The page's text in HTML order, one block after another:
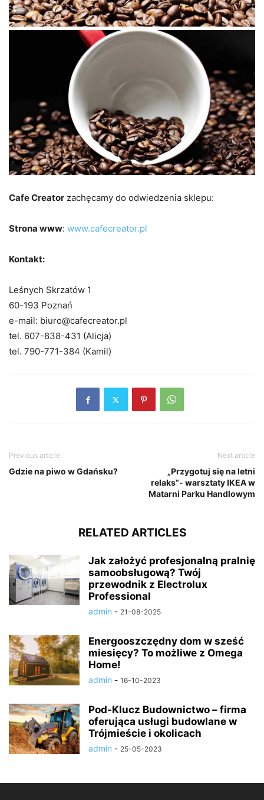
Cafe Creator zachęcamy do odwiedzenia sklepu:
Strona www: www.cafecreator.pl
Kontakt:
Leśnych Skrzatów 1
60-193 Poznań
e-mail: biuro@cafecreator.pl
tel. 607-838-431 (Alicja)
tel. 790-771-384 (Kamil)
Previous article
Gdzie na piwo w Gdańsku?
Next article
„Przygotuj się na letni
relaks”- warsztaty IKEA w
Matarni Parku Handlowym
RELATED ARTICLES
Jak założyć profesjonalną pralnię
samoobsługową? Twój
przewodnik z Electrolux
Professional
admin - 21-08-2025
Energooszczędny dom w sześć
miesięcy? To możliwe z Omega
Home!
admin - 16-10-2023
Pod-Klucz Budownictwo – firma
oferująca usługi budowlane w
Trójmieście i okolicach
admin - 25-05-2023